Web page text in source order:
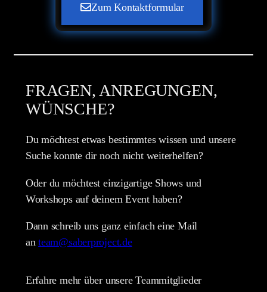
Zum Kontaktformular
FRAGEN, ANREGUNGEN,
WÜNSCHE?
Du möchtest etwas bestimmtes wissen und unsere
Suche konnte dir noch nicht weiterhelfen?
Oder du möchtest einzigartige Shows und
Workshops auf deinem Event haben?
Dann schreib uns ganz einfach eine Mail
anteam@saberproject.de
Erfahre mehr über unsere Teammitglieder